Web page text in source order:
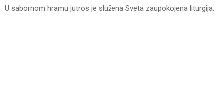
U sabornom hramu jutros je služena Sveta zaupokojena liturgija.